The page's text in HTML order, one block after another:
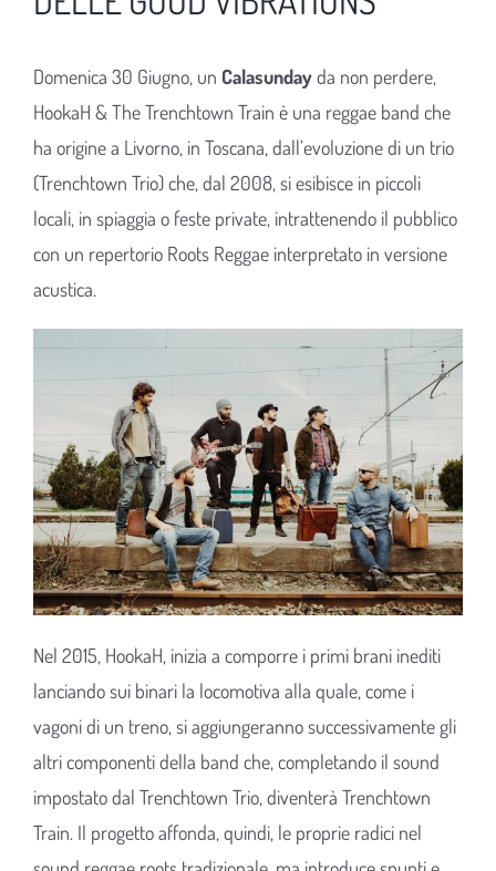
Domenica 30 Giugno, un Calasundayda non perdere,
HookaH & The Trenchtown Train è una reggae band che
ha origine a Livorno, in Toscana, dall’evoluzione di un trio
(Trenchtown Trio) che, dal 2008, si esibisce in piccoli
locali, in spiaggia o feste private, intrattenendo il pubblico
con un repertorio Roots Reggae interpretato in versione
acustica.
Nel 2015, HookaH, inizia a comporre i primi brani inediti
lanciando sui binari la locomotiva alla quale, come i
vagoni di un treno, si aggiungeranno successivamente gli
altri componenti della band che, completando il sound
impostato dal Trenchtown Trio, diventerà Trenchtown
Train. Il progetto affonda, quindi, le proprie radici nel